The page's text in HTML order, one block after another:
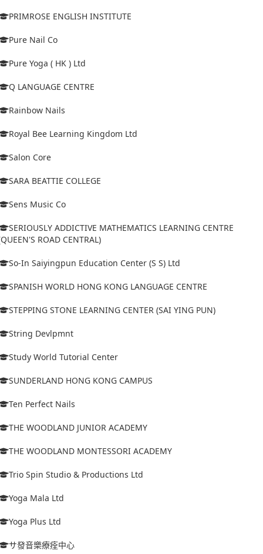
PRIMROSE ENGLISH INSTITUTE
Pure Nail Co
Pure Yoga ( HK ) Ltd
Q LANGUAGE CENTRE
Rainbow Nails
Royal Bee Learning Kingdom Ltd
Salon Core
SARA BEATTIE COLLEGE
Sens Music Co
SERIOUSLY ADDICTIVE MATHEMATICS LEARNING CENTRE
ROAD CENTRAL)
So-In Saiyingpun Education Center (S S) Ltd
SPANISH WORLD HONG KONG LANGUAGE CENTRE
STEPPING STONE LEARNING CENTER (SAI YING PUN)
String Devlpmnt
Study World Tutorial Center
SUNDERLAND HONG KONG CAMPUS
Ten Perfect Nails
THE WOODLAND JUNIOR ACADEMY
THE WOODLAND MONTESSORI ACADEMY
Trio Spin Studio & Productions Ltd
Yoga Mala Ltd
Yoga Plus Ltd
サ發音樂療痊中心